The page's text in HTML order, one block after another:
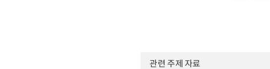
관련 주제 자료